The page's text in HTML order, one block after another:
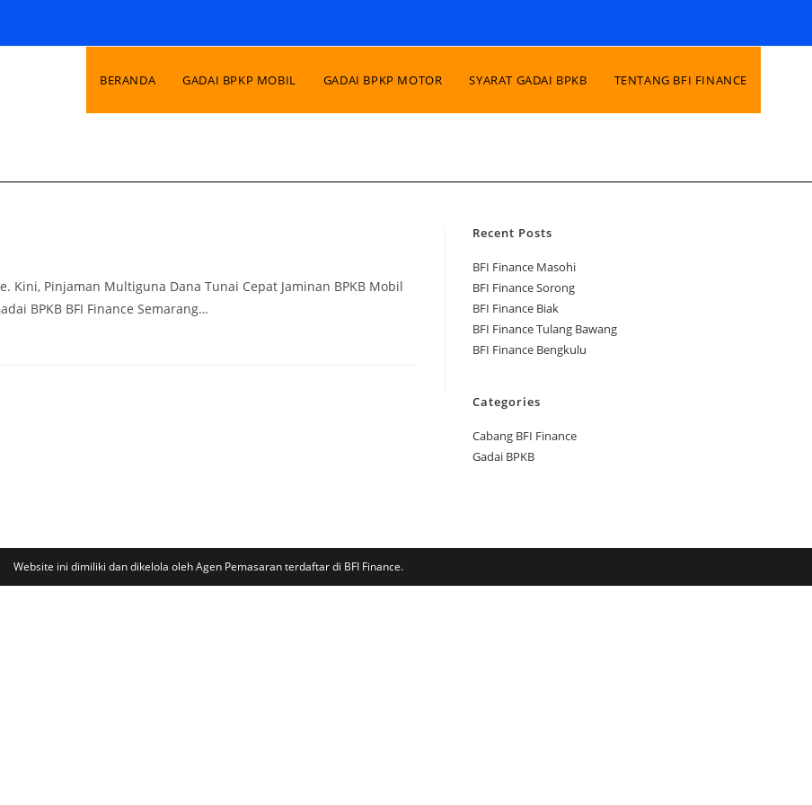
BERANDA GADAI BPKP MOBIL GADAI BPKP MOTOR SYARAT GADAI BPKB TENTANG BFI FINANCE
Kini, Pinjaman Multiguna Dana Tunai Cepat Jaminan BPKB Mobil
BPKB BFI Finance Semarang…
Recent Posts
BFI Finance Masohi
BFI Finance Sorong
BFI Finance Biak
BFI Finance Tulang Bawang
BFI Finance Bengkulu
Categories
Cabang BFI Finance
Gadai BPKB
Website ini dimiliki dan dikelola oleh Agen Pemasaran terdaftar di BFI Finance.